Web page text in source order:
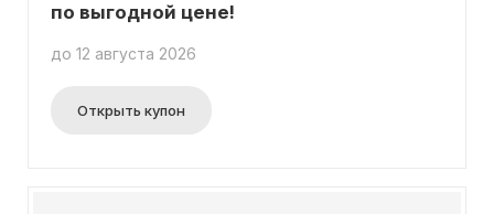
по выгодной цене!
до 12 августа 2026
Открыть купон